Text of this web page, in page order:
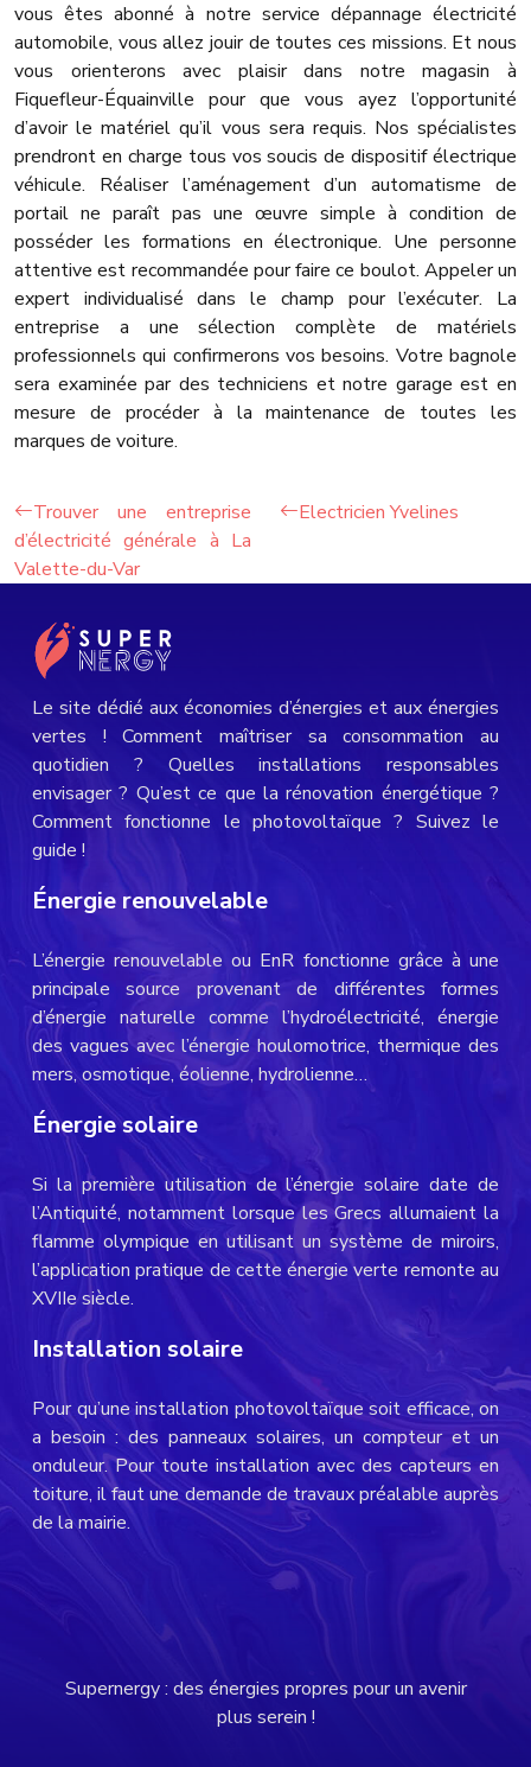
vous êtes abonné à notre service dépannage électricité
automobile, vous allez jouir de toutes ces missions. Et nous
vous orienterons avec plaisir dans notre magasin à
Fiquefleur-Équainville pour que vous ayez l’opportunité
d’avoir le matériel qu’il vous sera requis. Nos spécialistes
prendront en charge tous vos soucis de dispositif électrique
véhicule. Réaliser l’aménagement d’un automatisme de
portail ne paraît pas une œuvre simple à condition de
posséder les formations en électronique. Une personne
attentive est recommandée pour faire ce boulot. Appeler un
expert individualisé dans le champ pour l’exécuter. La
entreprise a une sélection complète de matériels
professionnels qui confirmerons vos besoins. Votre bagnole
sera examinée par des techniciens et notre garage est en
mesure de procéder à la maintenance de toutes les
marques de voiture.
Trouver une entreprise
d’électricité générale à La
Valette-du-Var
Electricien Yvelines
Le site dédié aux économies d’énergies et aux énergies
vertes ! Comment maîtriser sa consommation au
quotidien ? Quelles installations responsables
envisager ? Qu’est ce que la rénovation énergétique ?
Comment fonctionne le photovoltaïque ? Suivez le
guide !
Énergie renouvelable
L’énergie renouvelable ou EnR fonctionne grâce à une
principale source provenant de différentes formes
d’énergie naturelle comme l’hydroélectricité, énergie
des vagues avec l’énergie houlomotrice, thermique des
mers, osmotique, éolienne, hydrolienne…
Énergie solaire
Si la première utilisation de l’énergie solaire date de
l’Antiquité, notamment lorsque les Grecs allumaient la
flamme olympique en utilisant un système de miroirs,
l’application pratique de cette énergie verte remonte au
XVIIe siècle.
Installation solaire
Pour qu’une installation photovoltaïque soit efficace, on
a besoin : des panneaux solaires, un compteur et un
onduleur. Pour toute installation avec des capteurs en
toiture, il faut une demande de travaux préalable auprès
de la mairie.
Supernergy : des énergies propres pour un avenir
plus serein !